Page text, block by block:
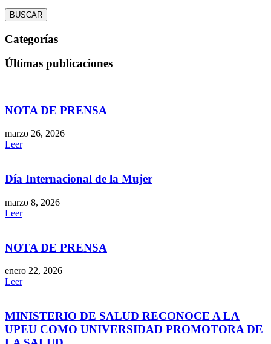
BUSCAR
Categorías
Últimas publicaciones
NOTA DE PRENSA
marzo 26, 2026
Leer
Día Internacional de la Mujer
marzo 8, 2026
Leer
NOTA DE PRENSA
enero 22, 2026
Leer
MINISTERIO DE SALUD RECONOCE A LA
UPEU COMO UNIVERSIDAD PROMOTORA DE